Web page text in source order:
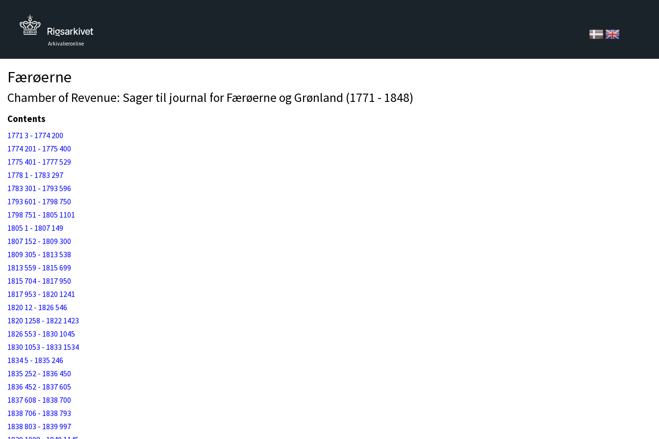
Arkivalieronline
Færøerne
Chamber of Revenue: Sager til journal for Færøerne og Grønland (1771 - 1848)
Contents
1771 3 - 1774 200
1774 201 - 1775 400
1775 401 - 1777 529
1778 1 - 1783 297
1783 301 - 1793 596
1793 601 - 1798 750
1798 751 - 1805 1101
1805 1 - 1807 149
1807 152 - 1809 300
1809 305 - 1813 538
1813 559 - 1815 699
1815 704 - 1817 950
1817 953 - 1820 1241
1820 12 - 1826 546
1820 1258 - 1822 1423
1826 553 - 1830 1045
1830 1053 - 1833 1534
1834 5 - 1835 246
1835 252 - 1836 450
1836 452 - 1837 605
1837 608 - 1838 700
1838 706 - 1838 793
1838 803 - 1839 997